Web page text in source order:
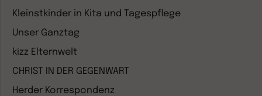
Kleinstkinder in Kita und Tagespflege
Unser Ganztag
kizz Elternwelt
CHRIST IN DER GEGENWART
Herder Korrespondenz